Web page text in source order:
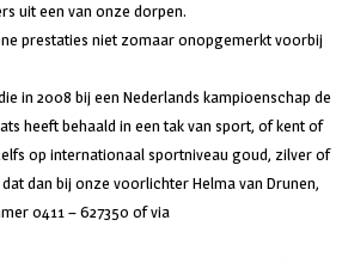
uit een van onze dorpen.
prestaties niet zomaar onopgemerkt voorbij
in 2008 bij een Nederlands kampioenschap de
heeft behaald in een tak van sport, of kent of
op internationaal sportniveau goud, zilver of
dan bij onze voorlichter Helma van Drunen,
0411 – 627350 of via